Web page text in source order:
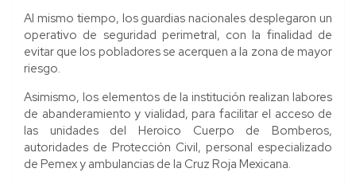
Al mismo tiempo, los guardias nacionales desplegaron un
operativo de seguridad perimetral, con la finalidad de
evitar que los pobladores se acerquen a la zona de mayor
riesgo.
Asimismo, los elementos de la institución realizan labores
de abanderamiento y vialidad, para facilitar el acceso de
las unidades del Heroico Cuerpo de Bomberos,
autoridades de Protección Civil, personal especializado
de Pemex y ambulancias de la Cruz Roja Mexicana.